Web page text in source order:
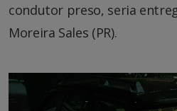
condutor preso, seria
Moreira Sales (PR).